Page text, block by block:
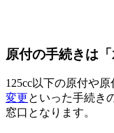
原付の手続きは「
125cc以下の原付や
変更といった手続き
窓口となります。